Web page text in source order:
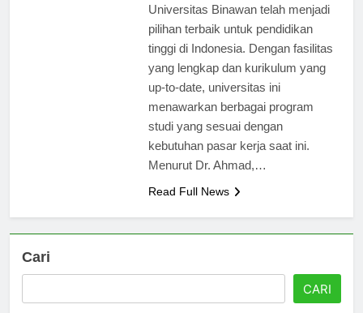
pendidikan yang berkualitas,
Universitas Binawan telah menjadi
pilihan terbaik untuk pendidikan
tinggi di Indonesia. Dengan fasilitas
yang lengkap dan kurikulum yang
up-to-date, universitas ini
menawarkan berbagai program
studi yang sesuai dengan
kebutuhan pasar kerja saat ini.
Cari
CARI